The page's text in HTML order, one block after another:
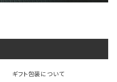
ギフト包装について